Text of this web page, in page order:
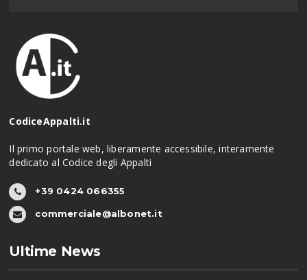
CodiceAppalti.it
Il primo portale web, liberamente accessibile, interamente
dedicato al Codice degli Appalti
+39 0424 066355
commerciale@albonet.it
Ultime News